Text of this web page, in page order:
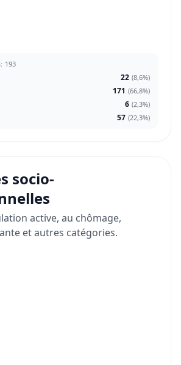
193
22 (8,6%)
171 (66,8%)
6 (2,3%)
57 (22,3%)
socio-
active, au chômage,
et autres catégories.